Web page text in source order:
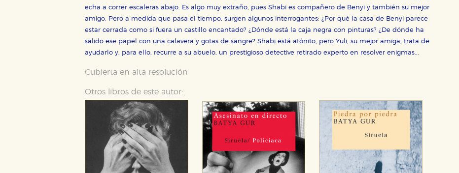
echa a correr escaleras abajo. Es algo muy extraño, pues Shabi es compañero de Benyi y también su mejor
amigo. Pero a medida que pasa el tiempo, surgen algunos interrogantes: ¿Por qué la casa de Benyi parece
estar cerrada como si fuera un castillo encantado? ¿Dónde está la caja negra con pinturas? ¿De dónde ha
salido ese papel con una calavera y gotas de sangre? Shabi está atónito, pero Yuli, su mejor amiga, trata de
ayudarlo y, para ello, recurre a su abuelo, un prestigioso detective retirado experto en resolver enigmas...
Cubierta en alta resolución
Otros libros de este autor:
CONFIGURACIÓN DE COOKIES HABILITAR TODO